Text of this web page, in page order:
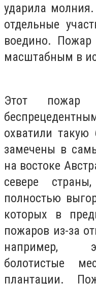
ударила
отдельные
воедино.
масштабным в
Этот пожар
охватили
замечены в
на востоке
севере
полностью
которых в
пожаров из-за
например,
болотистые
плантации.